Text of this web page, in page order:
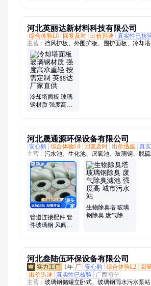
河北英丽达新材料科技有限公司
综合体验L0
回复及时 出价迅速 真实性已核
主营： 挡风护板、外围护板、围护面板、冷却
板、冷却塔面板、凉水塔面板、冷却塔平板、冷
却塔挡水板、冷却塔拉挤面板、玻璃钢檩条、玻
璃钢角钢、玻璃钢拉挤型材、玻璃钢胶衣平板、
厚面板、SMC模压片材、BMC团料、SMC绝缘
带、frp透明瓦平板、frp绝缘板、FRP防腐胶衣板
冷却塔面板 玻璃
钢材质 强度高承
河北晟通源环保设备有限公司
安心购
综合体验L0 回复及时 出价迅速 真
主营： 污水池、生化池、厌氧池、玻璃钢、脱
气吸收塔、尾气吸收塔、工厂除尘喷淋塔、喷淋
璃钢污水处理盖板、玻璃钢生物除臭箱、玻璃钢
拱形盖板、烟气除尘、脱硫除尘、圆形盖板、拉
集罩、除尘烟气处理、脱硫脱硝设备
管道连接配件 管
件玻璃钢 风阀喷
生物除臭塔 玻璃
钢除臭 废气除臭
河北叁陆伍环保设备有限公司
1年 厂 安心购 综合体验L2
回
出价迅速
真实性已核验
广西南宁
主营： 玻璃钢储罐立卧式、玻璃钢雨水污水泵站